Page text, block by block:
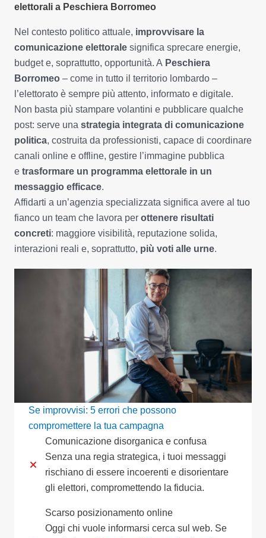
elettorali a Peschiera Borromeo
Nel contesto politico attuale, improvvisare la
comunicazione elettorale significa sprecare energie,
budget e, soprattutto, opportunità. A Peschiera
Borromeo – come in tutto il territorio lombardo –
l’elettorato è sempre più attento, informato e digitale.
Non basta più stampare volantini e pubblicare qualche
post: serve una strategia integrata di comunicazione
politica, costruita da professionisti, capace di coordinare
canali online e offline, gestire l’immagine pubblica
e trasformare un programma elettorale in un
messaggio efficace.
Affidarti a un’agenzia specializzata significa avere al tuo
fianco un team che lavora per ottenere risultati
concreti: maggiore visibilità, reputazione solida,
interazioni reali e, soprattutto, più voti alle urne.
Se improvvisi: 5 errori che possono
compromettere la tua campagna
Comunicazione disorganica e confusa
Senza una regia strategica, i tuoi messaggi
rischiano di essere incoerenti e disorientare
gli elettori, compromettendo la fiducia.
Scarso posizionamento online
Oggi chi vuole informarsi cerca sul web. Se